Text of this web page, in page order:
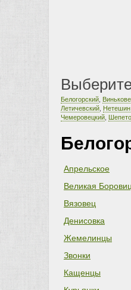
Белогорский
Летичевский Нетешин
Чемеровецкий
Апрельское
Великая
Вязовец
Денисовка
Жемелинцы
Звонки
Кащенцы